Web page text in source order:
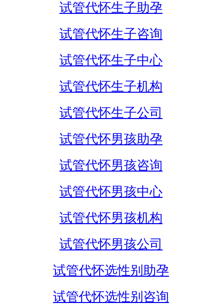
试管代怀生子助孕
试管代怀生子咨询
试管代怀生子中心
试管代怀生子机构
试管代怀生子公司
试管代怀男孩助孕
试管代怀男孩咨询
试管代怀男孩中心
试管代怀男孩机构
试管代怀男孩公司
试管代怀选性别助孕
试管代怀选性别咨询